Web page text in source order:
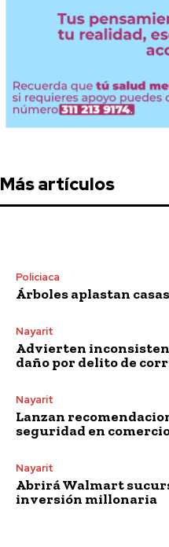
Más artículos
Policiaca
Árboles aplastan
Nayarit
Advierten
daño por delito de
Nayarit
Lanzan
seguridad en
Nayarit
Abrirá Walmart
inversión millonaria